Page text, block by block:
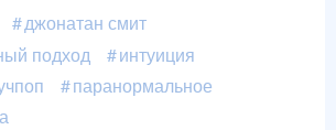
джонатан смит
подход
интуиция
паранормальное